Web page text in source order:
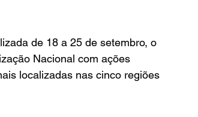
de 18 a 25 de setembro, o
Nacional com ações
localizadas nas cinco regiões